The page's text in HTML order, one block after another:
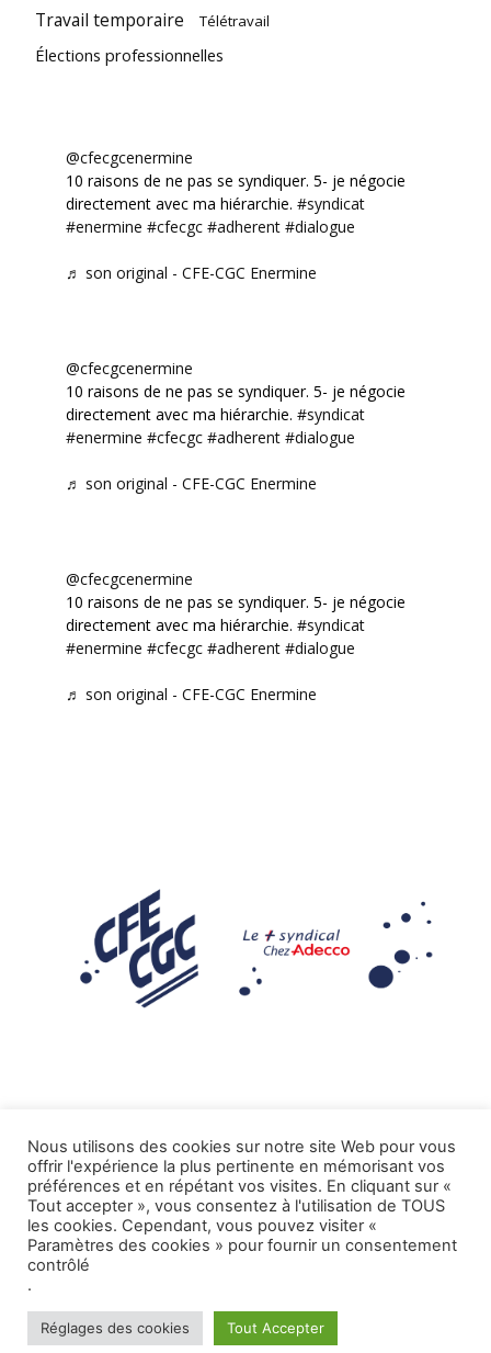
Travail temporaire Télétravail
Élections professionnelles
@cfecgcenermine
10 raisons de ne pas se syndiquer. 5- je négocie
directement avec ma hiérarchie. #syndicat
#enermine #cfecgc #adherent #dialogue
♬ son original - CFE-CGC Enermine
@cfecgcenermine
10 raisons de ne pas se syndiquer. 5- je négocie
directement avec ma hiérarchie. #syndicat
#enermine #cfecgc #adherent #dialogue
♬ son original - CFE-CGC Enermine
@cfecgcenermine
10 raisons de ne pas se syndiquer. 5- je négocie
directement avec ma hiérarchie. #syndicat
#enermine #cfecgc #adherent #dialogue
♬ son original - CFE-CGC Enermine
Mentions légales
Tous droits réservés CFE-CGC ADECCO.
Nous utilisons des cookies sur notre site Web pour vous
offrir l'expérience la plus pertinente en mémorisant vos
préférences et en répétant vos visites. En cliquant sur «
Tout accepter », vous consentez à l'utilisation de TOUS
les cookies. Cependant, vous pouvez visiter «
Paramètres des cookies » pour fournir un consentement
contrôlé
.
Réglages des cookies Tout Accepter